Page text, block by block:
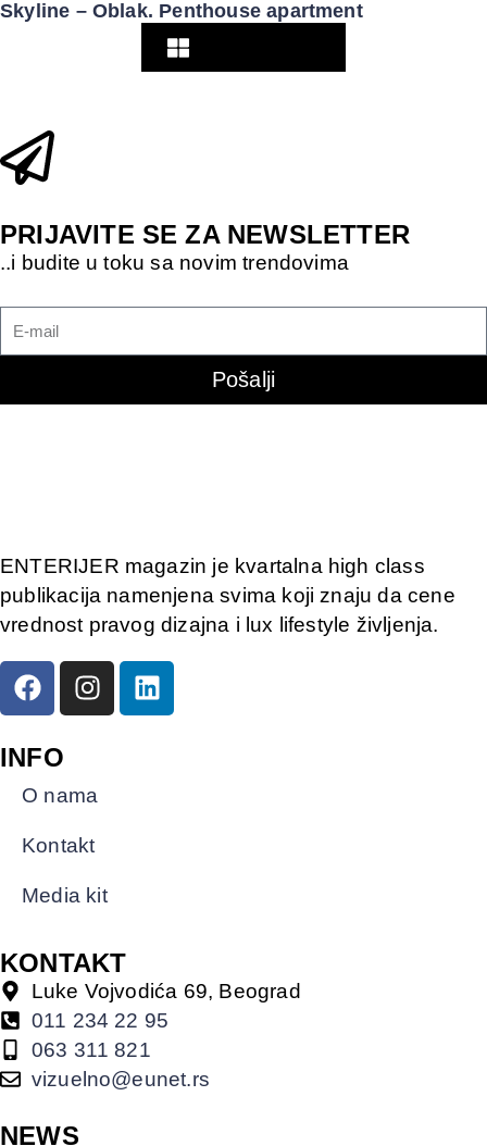
Skyline – Oblak. Penthouse apartment
PRIJAVITE SE ZA NEWSLETTER
..i budite u toku sa novim trendovima
Pošalji
ENTERIJER magazin je kvartalna high class
publikacija namenjena svima koji znaju da cene
vrednost pravog dizajna i lux lifestyle življenja.
INFO
O nama
Kontakt
Media kit
KONTAKT
Luke Vojvodića 69, Beograd
011 234 22 95
063 311 821
vizuelno@eunet.rs
NEWS